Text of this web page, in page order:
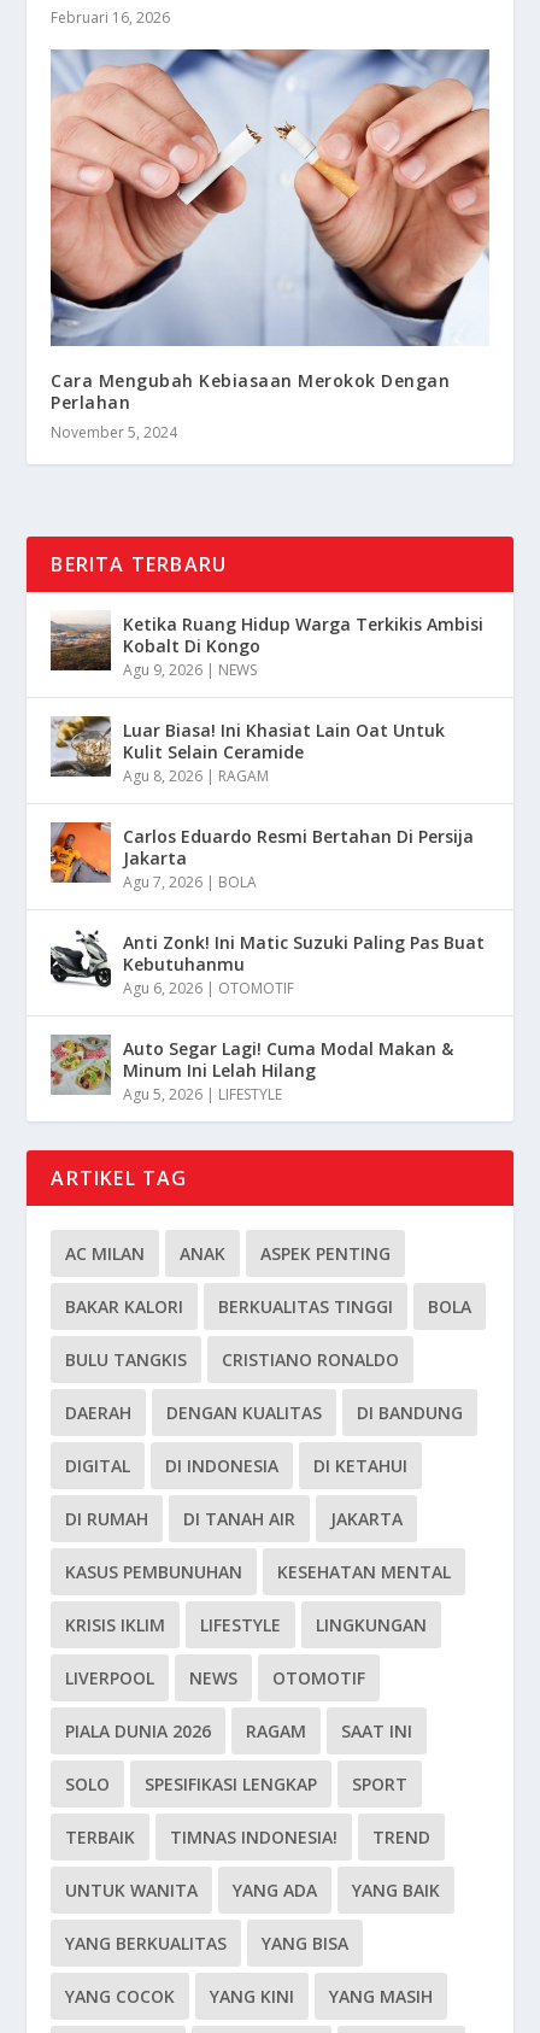
Februari 16, 2026
Cara Mengubah Kebiasaan Merokok Dengan
Perlahan
November 5, 2024
BERITA TERBARU
Ketika Ruang Hidup Warga Terkikis Ambisi
Kobalt Di Kongo
Agu 9, 2026 NEWS
Luar Biasa! Ini Khasiat Lain Oat Untuk
Kulit Selain Ceramide
Agu 8, 2026 RAGAM
Carlos Eduardo Resmi Bertahan Di Persija
Jakarta
Agu 7, 2026 BOLA
Anti Zonk! Ini Matic Suzuki Paling Pas Buat
Kebutuhanmu
Agu 6, 2026 OTOMOTIF
Auto Segar Lagi! Cuma Modal Makan &
Minum Ini Lelah Hilang
Agu 5, 2026 LIFESTYLE
ARTIKEL TAG
AC MILAN ANAK ASPEK PENTING
BAKAR KALORI BERKUALITAS TINGGI BOLA
BULU TANGKIS CRISTIANO RONALDO
DAERAH DENGAN KUALITAS DI BANDUNG
DIGITAL DI INDONESIA DI KETAHUI
DI RUMAH DI TANAH AIR JAKARTA
KASUS PEMBUNUHAN KESEHATAN MENTAL
KRISIS IKLIM LIFESTYLE LINGKUNGAN
LIVERPOOL NEWS OTOMOTIF
PIALA DUNIA 2026 RAGAM SAAT INI
SOLO SPESIFIKASI LENGKAP SPORT
TERBAIK TIMNAS INDONESIA! TREND
UNTUK WANITA YANG ADA YANG BAIK
YANG BERKUALITAS YANG BISA
YANG COCOK YANG KINI YANG MASIH